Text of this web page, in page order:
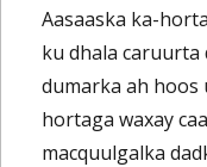
Aasaaska ka-
ku dhala caruurta
dumarka ah hoos
hortaga waxay
macquulgalka